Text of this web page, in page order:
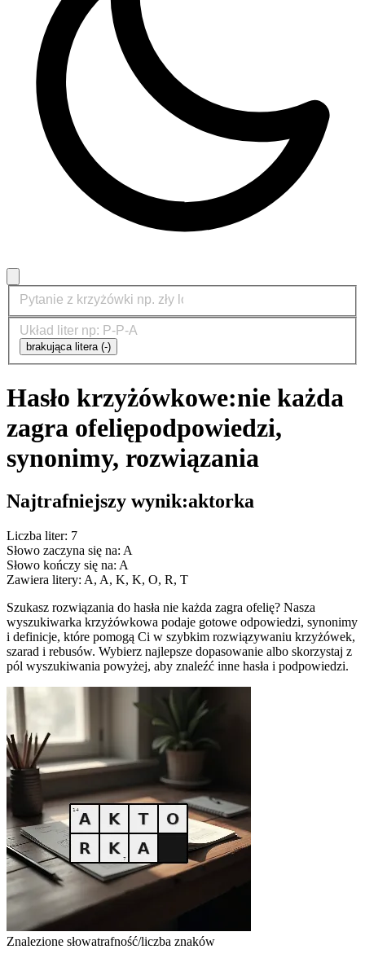
brakująca litera (-)
Hasło krzyżówkowe:nie każda
zagra ofeliępodpowiedzi,
synonimy, rozwiązania
Najtrafniejszy wynik:aktorka
Liczba liter: 7
Słowo zaczyna się na: A
Słowo kończy się na: A
Zawiera litery: A, A, K, K, O, R, T
Szukasz rozwiązania do hasła nie każda zagra ofelię? Nasza
wyszukiwarka krzyżówkowa podaje gotowe odpowiedzi, synonimy
i definicje, które pomogą Ci w szybkim rozwiązywaniu krzyżówek,
szarad i rebusów. Wybierz najlepsze dopasowanie albo skorzystaj z
pól wyszukiwania powyżej, aby znaleźć inne hasła i podpowiedzi.
Znalezione słowatrafność/liczba znaków